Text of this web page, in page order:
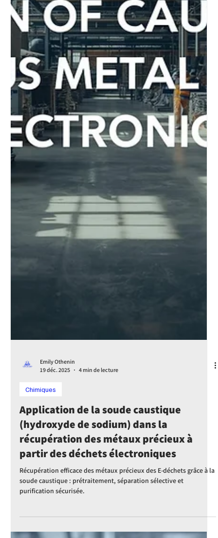
Emily Othenin
19 janv.
4 min de lecture
Chimiques
L'Impact de la Soude Caustique
(Hydroxyde de Sodium) sur les
Environnements Aquatiques et
Terrestres
Découvrez l’impact de la soude caustique (NaOH) sur les sols et les
milieux aquatiques, ses effets écologiques et les stratégies de
gestion environnementale.